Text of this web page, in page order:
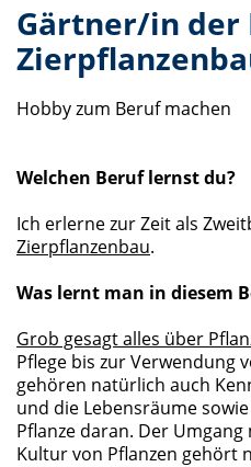
Gärtner/in der
Hobby zum Beruf machen
Welchen Beruf lernst du?
Ich erlerne zur Zeit als
Zierpflanzenbau.
Was lernt man in diesem
Grob gesagt alles über
Pflege bis zur Verwendung
gehören natürlich auch
und die Lebensräume
Pflanze daran. Der
Kultur von Pflanzen gehört